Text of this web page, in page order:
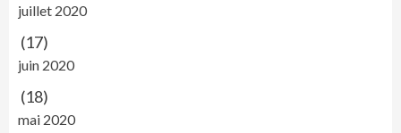
juillet 2020
(17)
juin 2020
(18)
mai 2020